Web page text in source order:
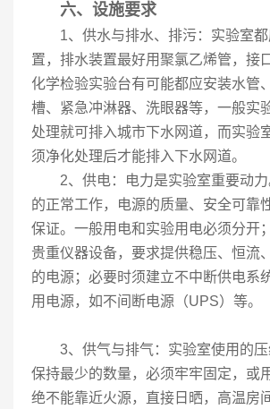
六、设施要求
1、供水与排水、排污：实验室
置，排水装置最好用聚氯乙烯管，接
化学检验实验台有可能都应安装水管
槽、紧急冲淋器、洗眼器等，一般实
处理就可排入城市下水网道，而实验
须净化处理后才能排入下水网道。
2、供电：电力是实验室重要动
的正常工作，电源的质量、安全可靠
保证。一般用电和实验用电必须分开
贵重仪器设备，要求提供稳压、恒流
的电源；必要时须建立不中断供电系
用电源，如不间断电源（UPS）等。
3、供气与排气：实验室使用的
保持最少的数量，必须牢牢固定，或
绝不能靠近火源，直接日晒，高温房